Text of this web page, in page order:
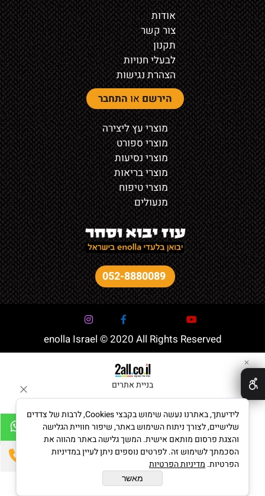
אודות
צור קשר
תקנון
לבעלי חנויות
הצהרת נגישות
הירשם או התחבר
מוצרי עץ ליצירה
מוצרי ספורט
מוצרי נסיעות
מוצרי בריאות
מוצרי טיפוח
מנעולים
052-8880089
enolla Israel © 2020 All Rights Reserved
בניית אתרים
✕
לידיעתך, באתרנו נעשה שימוש בקבצי Cookies, לרבות של צדדים
שלישיים, לצורך ניתוח השימוש באתר, שיפור חוויית הגלישה
והצגת פרסום מותאם אישית. המשך גלישה באתר מהווה את
הסכמתך לשימוש זה. לפרטים נוספים ניתן לעיין במדיניות
הפרטיות. מדיניות הפרטיות
מאשר